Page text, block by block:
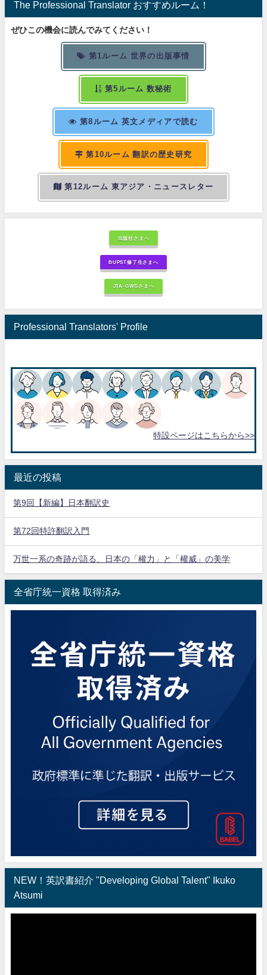
The Professional Translator おすすめルーム！
ぜひこの機会に読んでみてください！
第1ルーム 世界の出版事情
第5ルーム 数秘術
第8ルーム 英文メディアで読む
第10ルーム 翻訳の歴史研究
第12ルーム 東アジア・ニュースレター
出版社さまへ
BUPST修了生さまへ
JTA-GWGさまへ
Professional Translators' Profile
特設ページはこちらから>>
最近の投稿
第9回【新編】日本翻訳史
第72回特許翻訳入門
万世一系の奇跡が語る、日本の「權力」と「權威」の美学
全省庁統一資格 取得済み
NEW！英訳書紹介 "Developing Global Talent" Ikuko
Atsumi